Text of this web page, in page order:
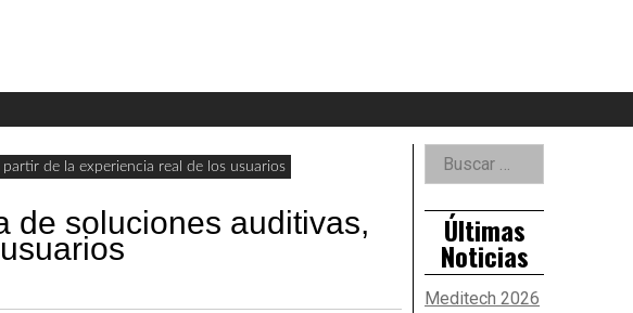
Widget
de la experiencia real de los usuarios
de soluciones auditivas,
Right
Asides
Buscar:
Últimas
Noticias
Meditech 2026